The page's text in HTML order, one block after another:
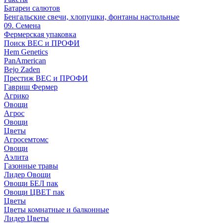
Батареи салютов
Бенгальские свечи, хлопушки, фонтаны настольные
09. Семена
Фермерская упаковка
Поиск ВЕС и ПРОФИ
Hem Genetics
PanAmerican
Bejo Zaden
Престиж ВЕС и ПРОФИ
Гавриш Фермер
Агрико
Овощи
Агрос
Овощи
Цветы
Агросемтомс
Овощи
Аэлита
Газонные травы
Лидер Овощи
Овощи БЕЛ пак
Овощи ЦВЕТ пак
Цветы
Цветы комнатные и балконные
Лидер Цветы